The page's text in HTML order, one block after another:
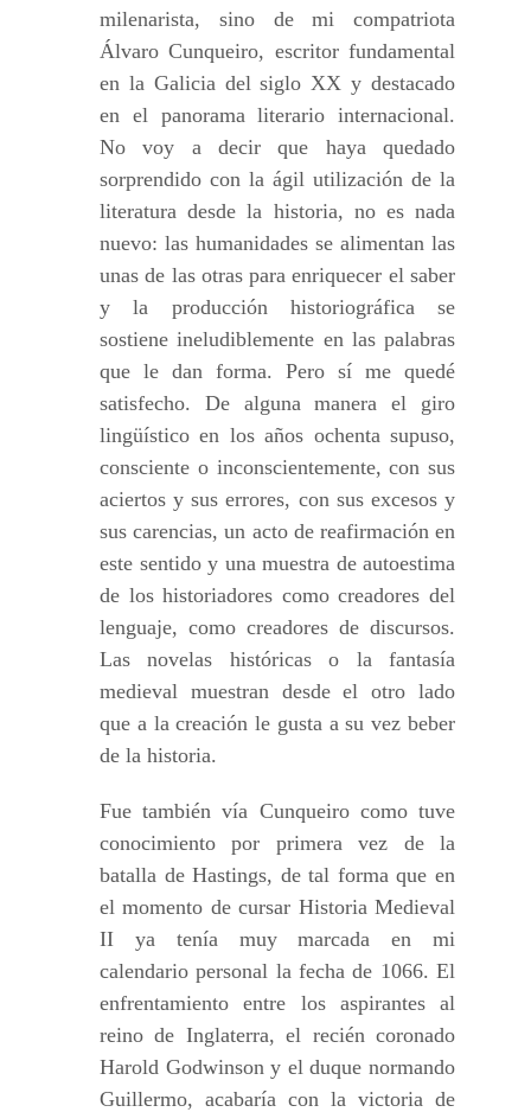
milenarista, sino de mi compatriota
Álvaro Cunqueiro, escritor fundamental
en la Galicia del siglo XX y destacado
en el panorama literario internacional.
No voy a decir que haya quedado
sorprendido con la ágil utilización de la
literatura desde la historia, no es nada
nuevo: las humanidades se alimentan las
unas de las otras para enriquecer el saber
y la producción historiográfica se
sostiene ineludiblemente en las palabras
que le dan forma. Pero sí me quedé
satisfecho. De alguna manera el giro
lingüístico en los años ochenta supuso,
consciente o inconscientemente, con sus
aciertos y sus errores, con sus excesos y
sus carencias, un acto de reafirmación en
este sentido y una muestra de autoestima
de los historiadores como creadores del
lenguaje, como creadores de discursos.
Las novelas históricas o la fantasía
medieval muestran desde el otro lado
que a la creación le gusta a su vez beber
de la historia.
Fue también vía Cunqueiro como tuve
conocimiento por primera vez de la
batalla de Hastings, de tal forma que en
el momento de cursar Historia Medieval
II ya tenía muy marcada en mi
calendario personal la fecha de 1066. El
enfrentamiento entre los aspirantes al
reino de Inglaterra, el recién coronado
Harold Godwinson y el duque normando
Guillermo, acabaría con la victoria de